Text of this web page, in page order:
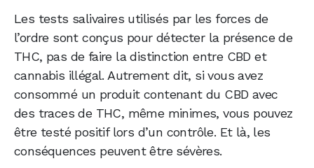
Les tests salivaires utilisés par les forces de
l’ordre sont conçus pour détecter la présence de
THC, pas de faire la distinction entre CBD et
cannabis illégal. Autrement dit, si vous avez
consommé un produit contenant du CBD avec
des traces de THC, même minimes, vous pouvez
être testé positif lors d’un contrôle. Et là, les
conséquences peuvent être sévères.